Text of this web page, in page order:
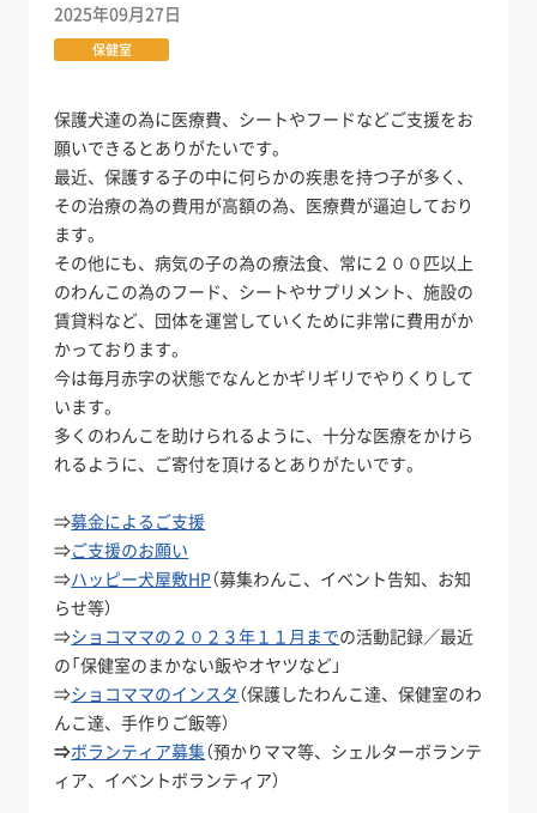
2025年09月27日
保健室
保護犬達の為に医療費、シートやフードなどご支援をお
願いできるとありがたいです。
最近、保護する子の中に何らかの疾患を持つ子が多く、
その治療の為の費用が高額の為、医療費が逼迫しており
ます。
その他にも、病気の子の為の療法食、常に２００匹以上
のわんこの為のフード、シートやサプリメント、施設の
賃貸料など、団体を運営していくために非常に費用がか
かっております。
今は毎月赤字の状態でなんとかギリギリでやりくりして
います。
多くのわんこを助けられるように、十分な医療をかけら
れるように、ご寄付を頂けるとありがたいです。
⇒募金によるご支援
⇒ご支援のお願い
⇒ハッピー犬屋敷HP（募集わんこ、イベント告知、お知
らせ等）
⇒ショコママの２０２３年１１月までの活動記録／最近
の「保健室のまかない飯やオヤツなど」
⇒ショコママのインスタ （保護したわんこ達、保健室のわ
んこ達、手作りご飯等）
⇒ボランティア募集（預かりママ等、シェルターボランテ
ィア、イベントボランティア）